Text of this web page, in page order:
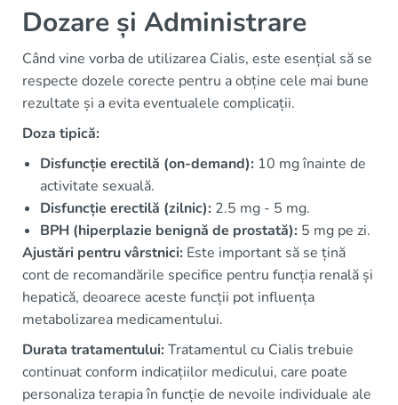
Dozare și Administrare
Când vine vorba de utilizarea Cialis, este esențial să se
respecte dozele corecte pentru a obține cele mai bune
rezultate și a evita eventualele complicații.
Doza tipică:
Disfuncție erectilă (on-demand): 10 mg înainte de
activitate sexuală.
Disfuncție erectilă (zilnic): 2.5 mg - 5 mg.
BPH (hiperplazie benignă de prostată): 5 mg pe zi.
Ajustări pentru vârstnici: Este important să se țină
cont de recomandările specifice pentru funcția renală și
hepatică, deoarece aceste funcții pot influența
metabolizarea medicamentului.
Durata tratamentului:Tratamentul cu Cialis trebuie
continuat conform indicațiilor medicului, care poate
personaliza terapia în funcție de nevoile individuale ale